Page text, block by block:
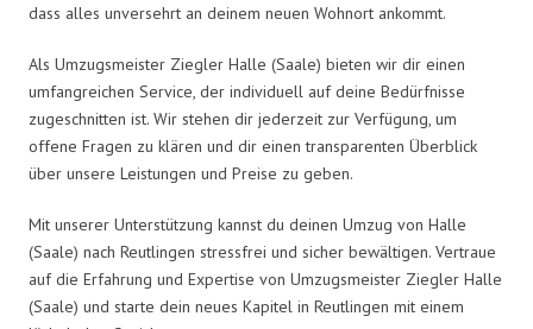
dass alles unversehrt an deinem neuen Wohnort ankommt.
Als Umzugsmeister Ziegler Halle (Saale) bieten wir dir einen
umfangreichen Service, der individuell auf deine Bedürfnisse
zugeschnitten ist. Wir stehen dir jederzeit zur Verfügung, um
offene Fragen zu klären und dir einen transparenten Überblick
über unsere Leistungen und Preise zu geben.
Mit unserer Unterstützung kannst du deinen Umzug von Halle
(Saale) nach Reutlingen stressfrei und sicher bewältigen. Vertraue
auf die Erfahrung und Expertise von Umzugsmeister Ziegler Halle
(Saale) und starte dein neues Kapitel in Reutlingen mit einem